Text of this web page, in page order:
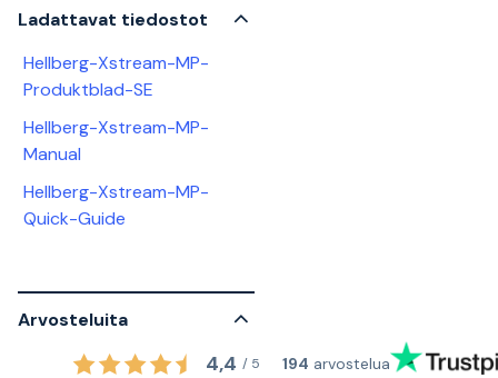
Ladattavat tiedostot
Hellberg-Xstream-MP-
Produktblad-SE
Hellberg-Xstream-MP-
Manual
Hellberg-Xstream-MP-
Quick-Guide
Arvosteluita
4,4 / 5 194 arvostelua